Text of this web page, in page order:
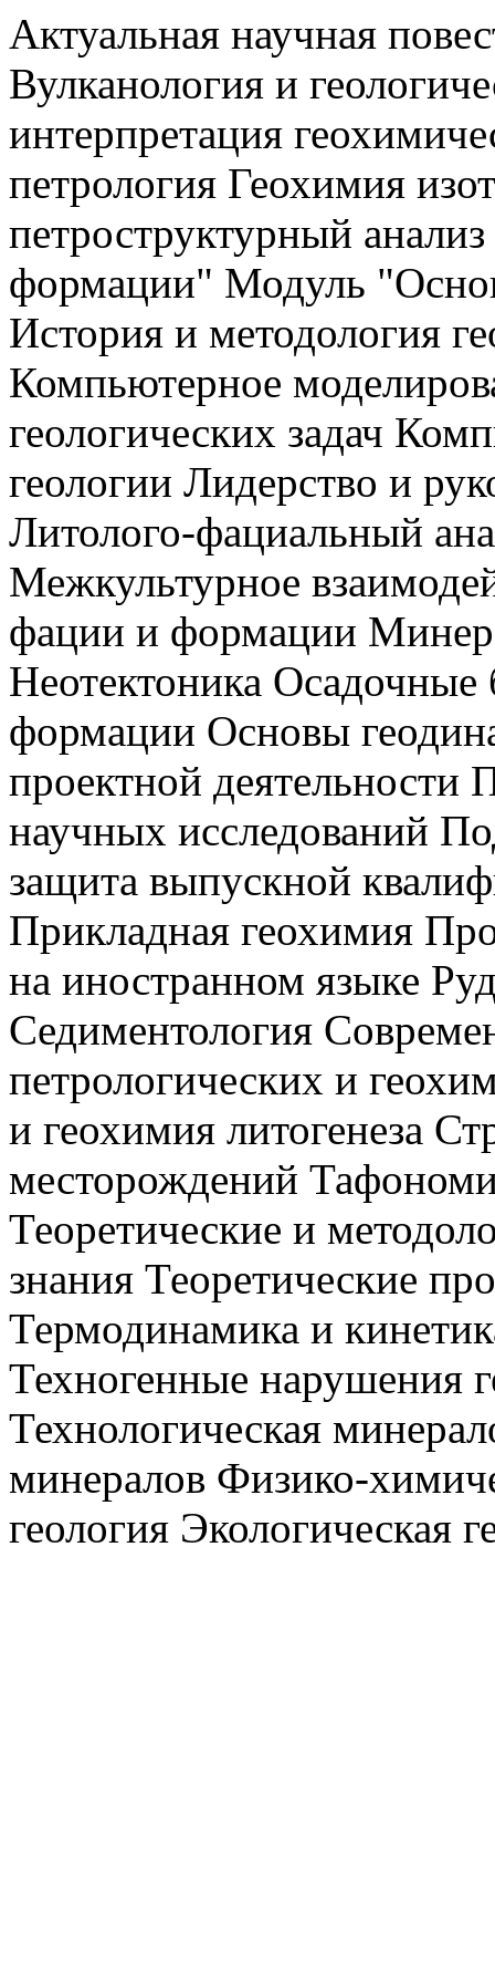
Актуальная научная
Вулканология и
интерпретация
петрология Геохимия
петроструктурный
формации" Модуль
История и методология
Компьютерное
геологических задач
геологии Лидерство и
Литолого-фациальный
Межкультурное
фации и формации
Неотектоника
формации Основы
проектной деятельности
научных исследований
защита выпускной
Прикладная геохимия
на иностранном языке
Седиментология
петрологических и
и геохимия литогенеза
месторождений
Теоретические и
знания Теоретические
Термодинамика и
Техногенные нарушения
Технологическая
минералов Физико-
геология Экологическая